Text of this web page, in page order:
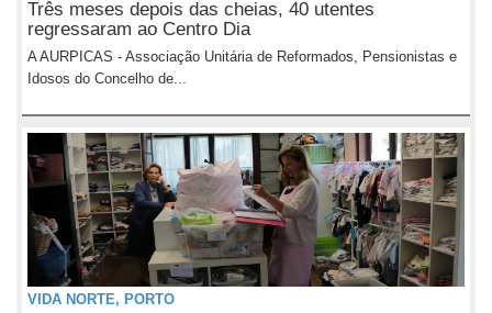
Três meses depois das cheias, 40 utentes
regressaram ao Centro Dia
A AURPICAS - Associação Unitária de Reformados, Pensionistas e
Idosos do Concelho de...
VIDA NORTE, PORTO